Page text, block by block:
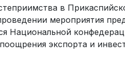
в
мероприятия
Национальной
экспорта и